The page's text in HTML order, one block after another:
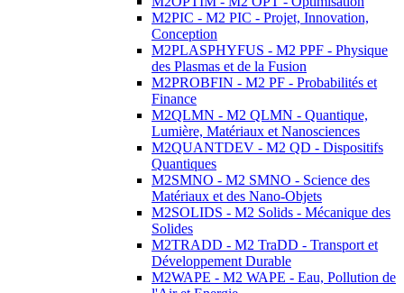
M2PIC - M2 PIC - Projet, Innovation,
Conception
M2PLASPHYFUS - M2 PPF - Physique
des Plasmas et de la Fusion
M2PROBFIN - M2 PF - Probabilités et
Finance
M2QLMN - M2 QLMN - Quantique,
Lumière, Matériaux et Nanosciences
M2QUANTDEV - M2 QD - Dispositifs
Quantiques
M2SMNO - M2 SMNO - Science des
Matériaux et des Nano-Objets
M2SOLIDS - M2 Solids - Mécanique des
Solides
M2TRADD - M2 TraDD - Transport et
Développement Durable
M2WAPE - M2 WAPE - Eau, Pollution de